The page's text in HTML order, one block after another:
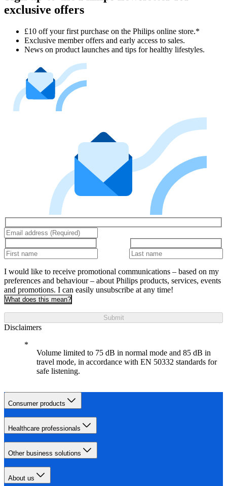
exclusive offers
£10 off your first purchase on the Philips online store.*
Exclusive member offers and early access to sales.
News on product launches and tips for healthy lifestyles.
I would like to receive promotional communications – based on my
preferences and behaviour – about Philips products, services, events
and promotions. I can easily unsubscribe at any time!
What does this mean?
Submit
Disclaimers
Volume limited to 75 dB in normal mode and 85 dB in
travel mode, in accordance with EN 50332 standards for
safe listening.
Consumer products
Healthcare professionals
Other business solutions
About us